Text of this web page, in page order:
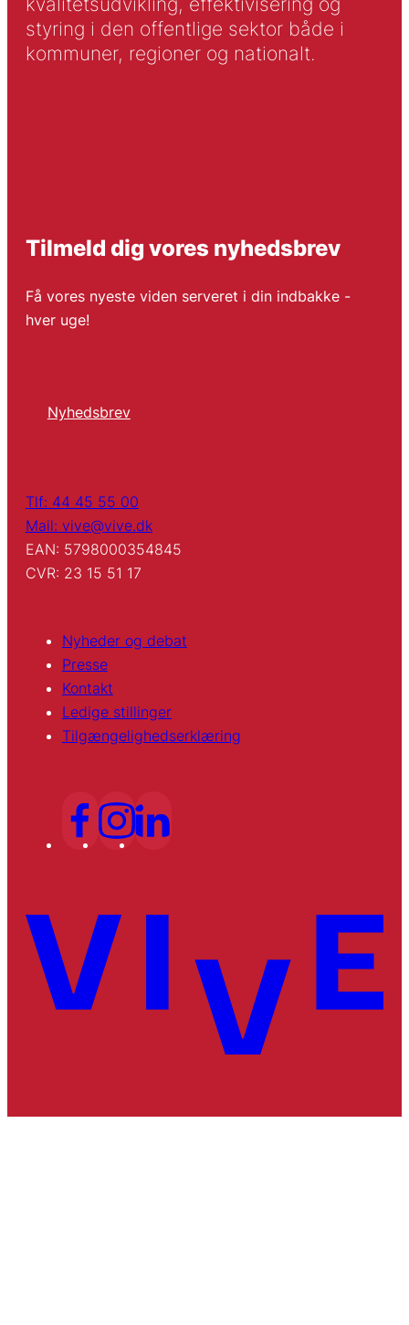
styring i den offentlige sektor både i
kommuner, regioner og nationalt.
Tilmeld dig vores nyhedsbrev
Få vores nyeste viden serveret i din indbakke -
hver uge!
Nyhedsbrev
Tlf: 44 45 55 00
Mail: vive@vive.dk
EAN: 5798000354845
CVR: 23 15 51 17
Nyheder og debat
Presse
Kontakt
Ledige stillinger
Tilgængelighedserklæring